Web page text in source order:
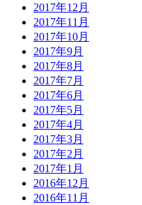
2017年12月
2017年11月
2017年10月
2017年9月
2017年8月
2017年7月
2017年6月
2017年5月
2017年4月
2017年3月
2017年2月
2017年1月
2016年12月
2016年11月